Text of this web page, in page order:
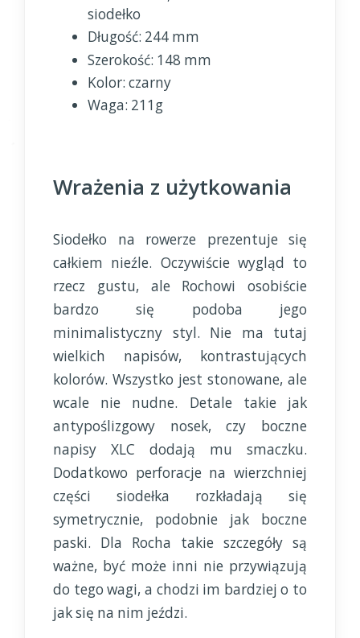
siodełko
Długość: 244 mm
Szerokość: 148 mm
Kolor: czarny
Waga: 211g
Wrażenia z użytkowania
Siodełko na rowerze prezentuje się
całkiem nieźle. Oczywiście wygląd to
rzecz gustu, ale Rochowi osobiście
bardzo się podoba jego
minimalistyczny styl. Nie ma tutaj
wielkich napisów, kontrastujących
kolorów. Wszystko jest stonowane, ale
wcale nie nudne. Detale takie jak
antypoślizgowy nosek, czy boczne
napisy XLC dodają mu smaczku.
Dodatkowo perforacje na wierzchniej
części siodełka rozkładają się
symetrycznie, podobnie jak boczne
paski. Dla Rocha takie szczegóły są
ważne, być może inni nie przywiązują
do tego wagi, a chodzi im bardziej o to
jak się na nim jeździ.